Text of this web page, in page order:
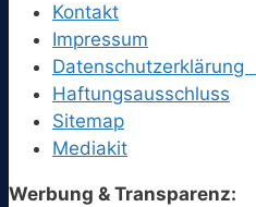
Kontakt
Impressum
Datenschutzerklärung
Haftungsausschluss
Sitemap
Mediakit
Werbung & Transparenz: